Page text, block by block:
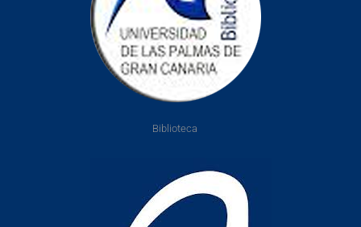
Biblioteca